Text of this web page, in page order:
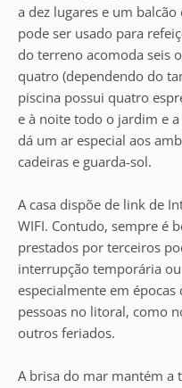
a dez lugares e um
pode ser usado para
do terreno acomoda seis
quatro (dependendo do
piscina possui quatro
e à noite todo o jardim e
dá um ar especial aos
cadeiras e guarda-sol.
A casa dispõe de link de
WIFI. Contudo, sempre é
prestados por terceiros
interrupção temporária
especialmente em
pessoas no litoral, como
outros feriados.
A brisa do mar mantém a